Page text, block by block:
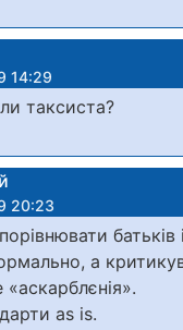
14:29
таксиста?
20:23
батьків
а
as is.